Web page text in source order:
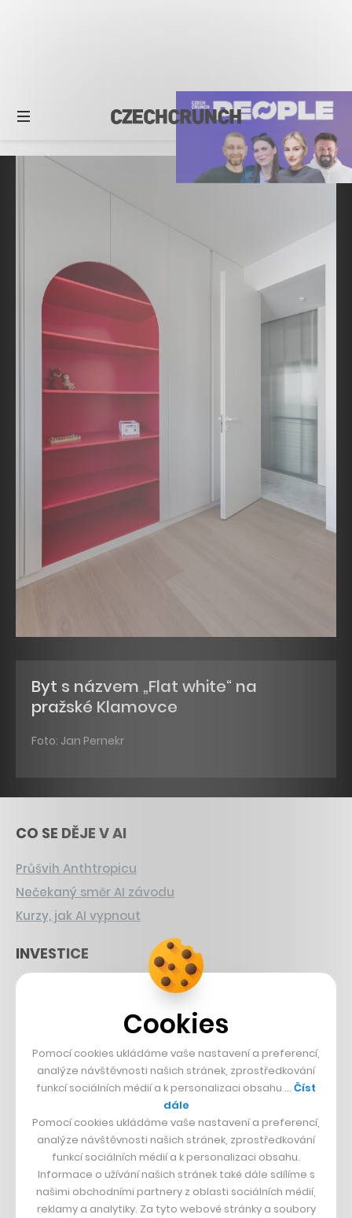
Byt s názvem „Flat white“ na
pražské Klamovce
Foto: Jan Pernekr
CO SE DĚJE V AI
Průšvih Anthtropicu
Nečekaný směr AI závodu
Kurzy, jak AI vypnout
INVESTICE
Sázka na Xerox
Burzovní eldorádo
PŘÍBĚHY Z GASTRA
Boční projekt, co se zvrtnul
Francouzský šéfkuchař na Šumavě
Dva golfisti, co pečou
DESIGN
Cookies
Pomocí cookies ukládáme vaše nastavení a preferencí,
analýze návštěvnosti našich stránek, zprostředkování
funkcí sociálních médií a k personalizaci obsahu … Číst
dále
Pomocí cookies ukládáme vaše nastavení a preferencí,
analýze návštěvnosti našich stránek, zprostředkování
funkcí sociálních médií a k personalizaci obsahu.
Informace o užívání našich stránek také dále sdílíme s
našimi obchodními partnery z oblasti sociálních médií,
reklamy a analytiky. Za tyto webové stránky a soubory